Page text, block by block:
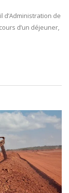
d’Administration de
d’un déjeuner,